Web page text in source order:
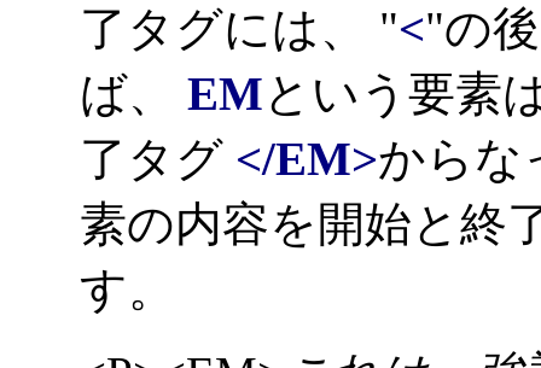
了タグには、 "<"の
ば、 EMという要素
了タグ </EM>からな
素の内容を開始と終
す。